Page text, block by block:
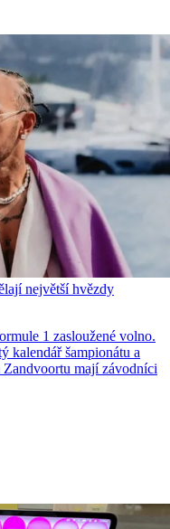
největší hvězdy
1 zasloužené volno.
kalendář šampionátu a
Zandvoortu mají závodníci